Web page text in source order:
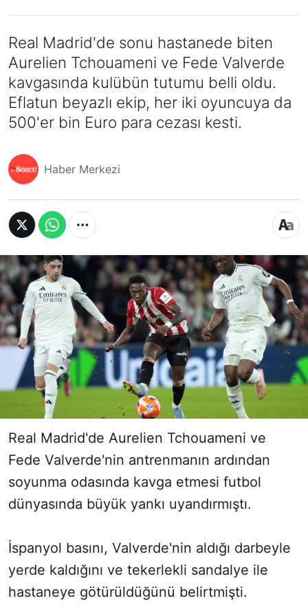
Real Madrid'de sonu hastanede biten
Aurelien Tchouameni ve Fede Valverde
kavgasında kulübün tutumu belli oldu.
Eflatun beyazlı ekip, her iki oyuncuya da
500'er bin Euro para cezası kesti.
Haber Merkezi
Real Madrid'de Aurelien Tchouameni ve
Fede Valverde'nin antrenmanın ardından
soyunma odasında kavga etmesi futbol
dünyasında büyük yankı uyandırmıştı.
İspanyol basını, Valverde'nin aldığı darbeyle
yerde kaldığını ve tekerlekli sandalye ile
hastaneye götürüldüğünü belirtmişti.